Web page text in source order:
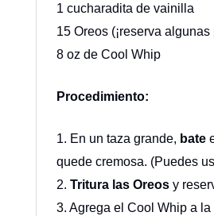
1 cucharadita de vainilla
15 Oreos (¡reserva
8 oz de Cool Whip
Procedimiento:
1. En un taza grande, bate
quede cremosa. (Puedes
2. Tritura las Oreos y
3. Agrega el Cool Whip a